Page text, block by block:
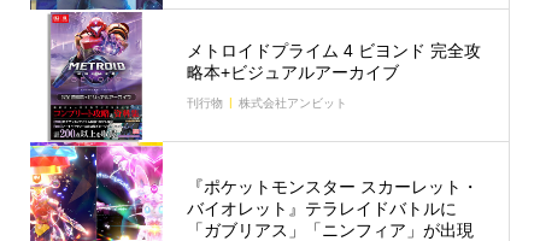
メトロイドプライム 4 ビヨンド 完全攻
略本+ビジュアルアーカイブ
刊行物 株式会社アンビット
『ポケットモンスター スカーレット・
バイオレット』テラレイドバトルに
「ガブリアス」「ニンフィア」が出現